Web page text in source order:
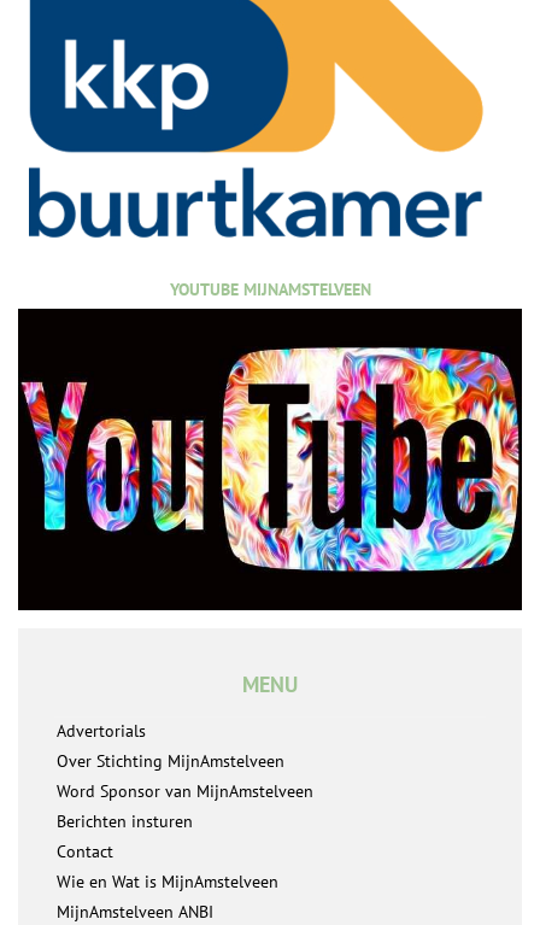
YOUTUBE MIJNAMSTELVEEN
MENU
Advertorials
Over Stichting MijnAmstelveen
Word Sponsor van MijnAmstelveen
Berichten insturen
Contact
Wie en Wat is MijnAmstelveen
MijnAmstelveen ANBI